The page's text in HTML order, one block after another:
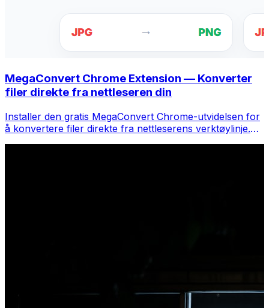
MegaConvert Chrome Extension — Konverter
filer direkte fra nettleseren din
Installer den gratis MegaConvert Chrome-utvidelsen for
å konvertere filer direkte fra nettleserens verktøylinje.